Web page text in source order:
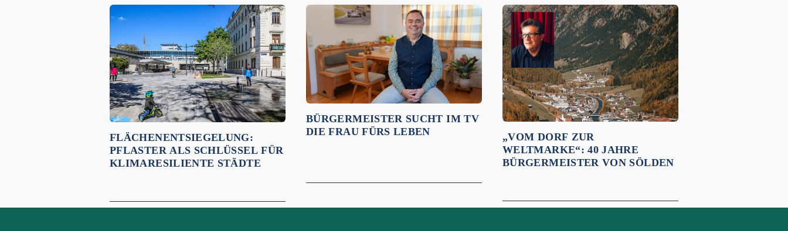
Empfehlungen für dich:
FLÄCHENENTSIEGELUNG:
PFLASTER ALS SCHLÜSSEL FÜR
KLIMARESILIENTE STÄDTE
BÜRGERMEISTER SUCHT IM TV
DIE FRAU FÜRS LEBEN
„VOM DORF ZUR
WELTMARKE“: 40 JAHRE
BÜRGERMEISTER VON SÖLDEN